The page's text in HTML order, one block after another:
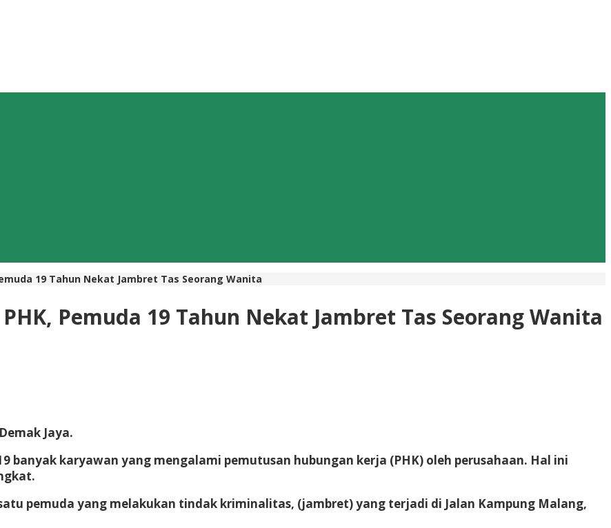
19 Tahun Nekat Jambret Tas Seorang Wanita
Pemuda 19 Tahun Nekat Jambret Tas Seorang Wanita
Jaya.
banyak karyawan yang mengalami pemutusan hubungan kerja (PHK) oleh perusahaan. Hal ini
pemuda yang melakukan tindak kriminalitas, (jambret) yang terjadi di Jalan Kampung Malang,